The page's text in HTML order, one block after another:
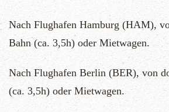
Nach Flughafen Hamburg (HAM),
Bahn (ca. 3,5h) oder Mietwagen.
Nach Flughafen Berlin (BER), von
(ca. 3,5h) oder Mietwagen.